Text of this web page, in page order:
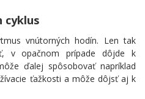
cyklus
vnútorných hodín. Len tak
v opačnom prípade dôjde k
ďalej spôsobovať napríklad
ťažkosti a môže dôjsť aj k